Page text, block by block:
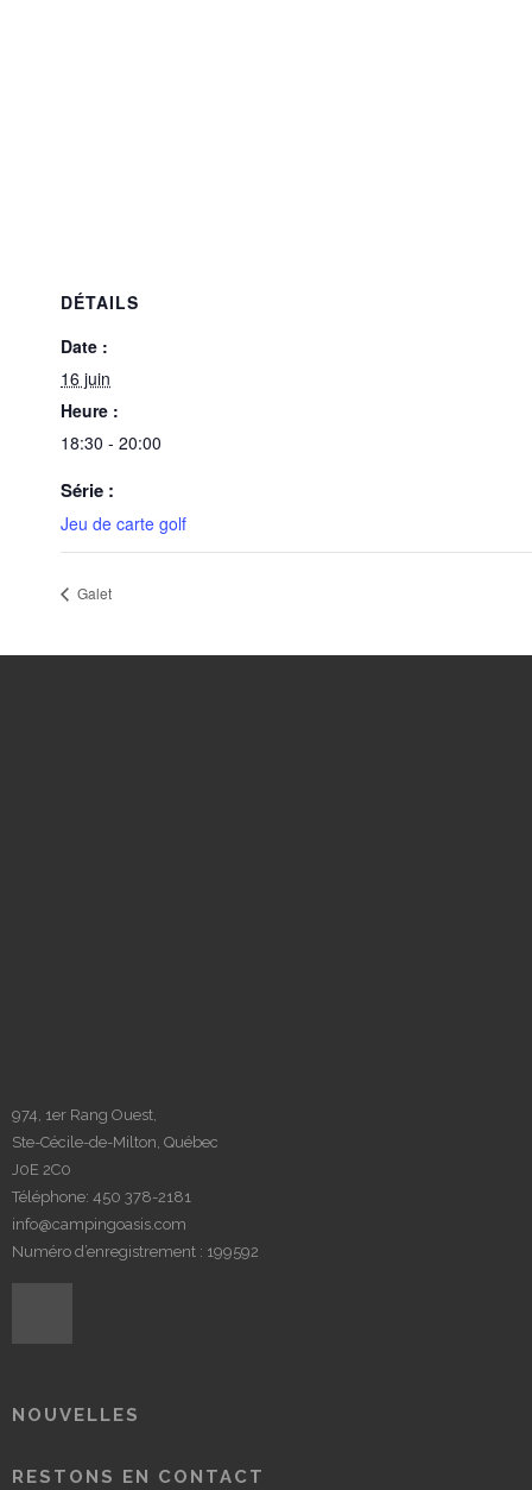
DÉTAILS
Date :
16 juin
Heure :
18:30 - 20:00
Série :
Jeu de carte golf
Galet
974, 1er Rang Ouest,
Ste-Cécile-de-Milton, Québec
J0E 2C0
Téléphone: 450 378-2181
info@campingoasis.com
Numéro d’enregistrement : 199592
NOUVELLES
RESTONS EN CONTACT